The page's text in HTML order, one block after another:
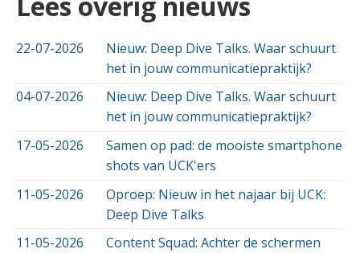
22-07-2026
Nieuw: Deep Dive Talks. Waar schuurt
het in jouw communicatiepraktijk?
04-07-2026
Nieuw: Deep Dive Talks. Waar schuurt
het in jouw communicatiepraktijk?
17-05-2026
Samen op pad: de mooiste smartphone
shots van UCK'ers
11-05-2026
Oproep: Nieuw in het najaar bij UCK:
Deep Dive Talks
11-05-2026
Content Squad: Achter de schermen